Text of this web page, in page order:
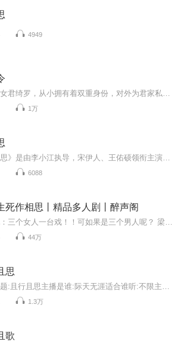
4949
1万
6088
死作相思丨精品多人剧丨醉声阁
44万
思
1.3万
歌